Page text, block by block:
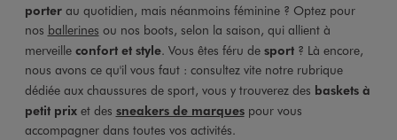
porterau quotidien, mais néanmoins féminine ? Optez pour
nos ballerines ou nos boots, selon la saison, qui allient à
merveille confort et style. Vous êtes féru de sport? Là encore,
nous avons ce qu'il vous faut : consultez vite notre rubrique
dédiée aux chaussures de sport, vous y trouverez des baskets à
petit prixet des sneakers de marquespour vous
accompagner dans toutes vos activités.